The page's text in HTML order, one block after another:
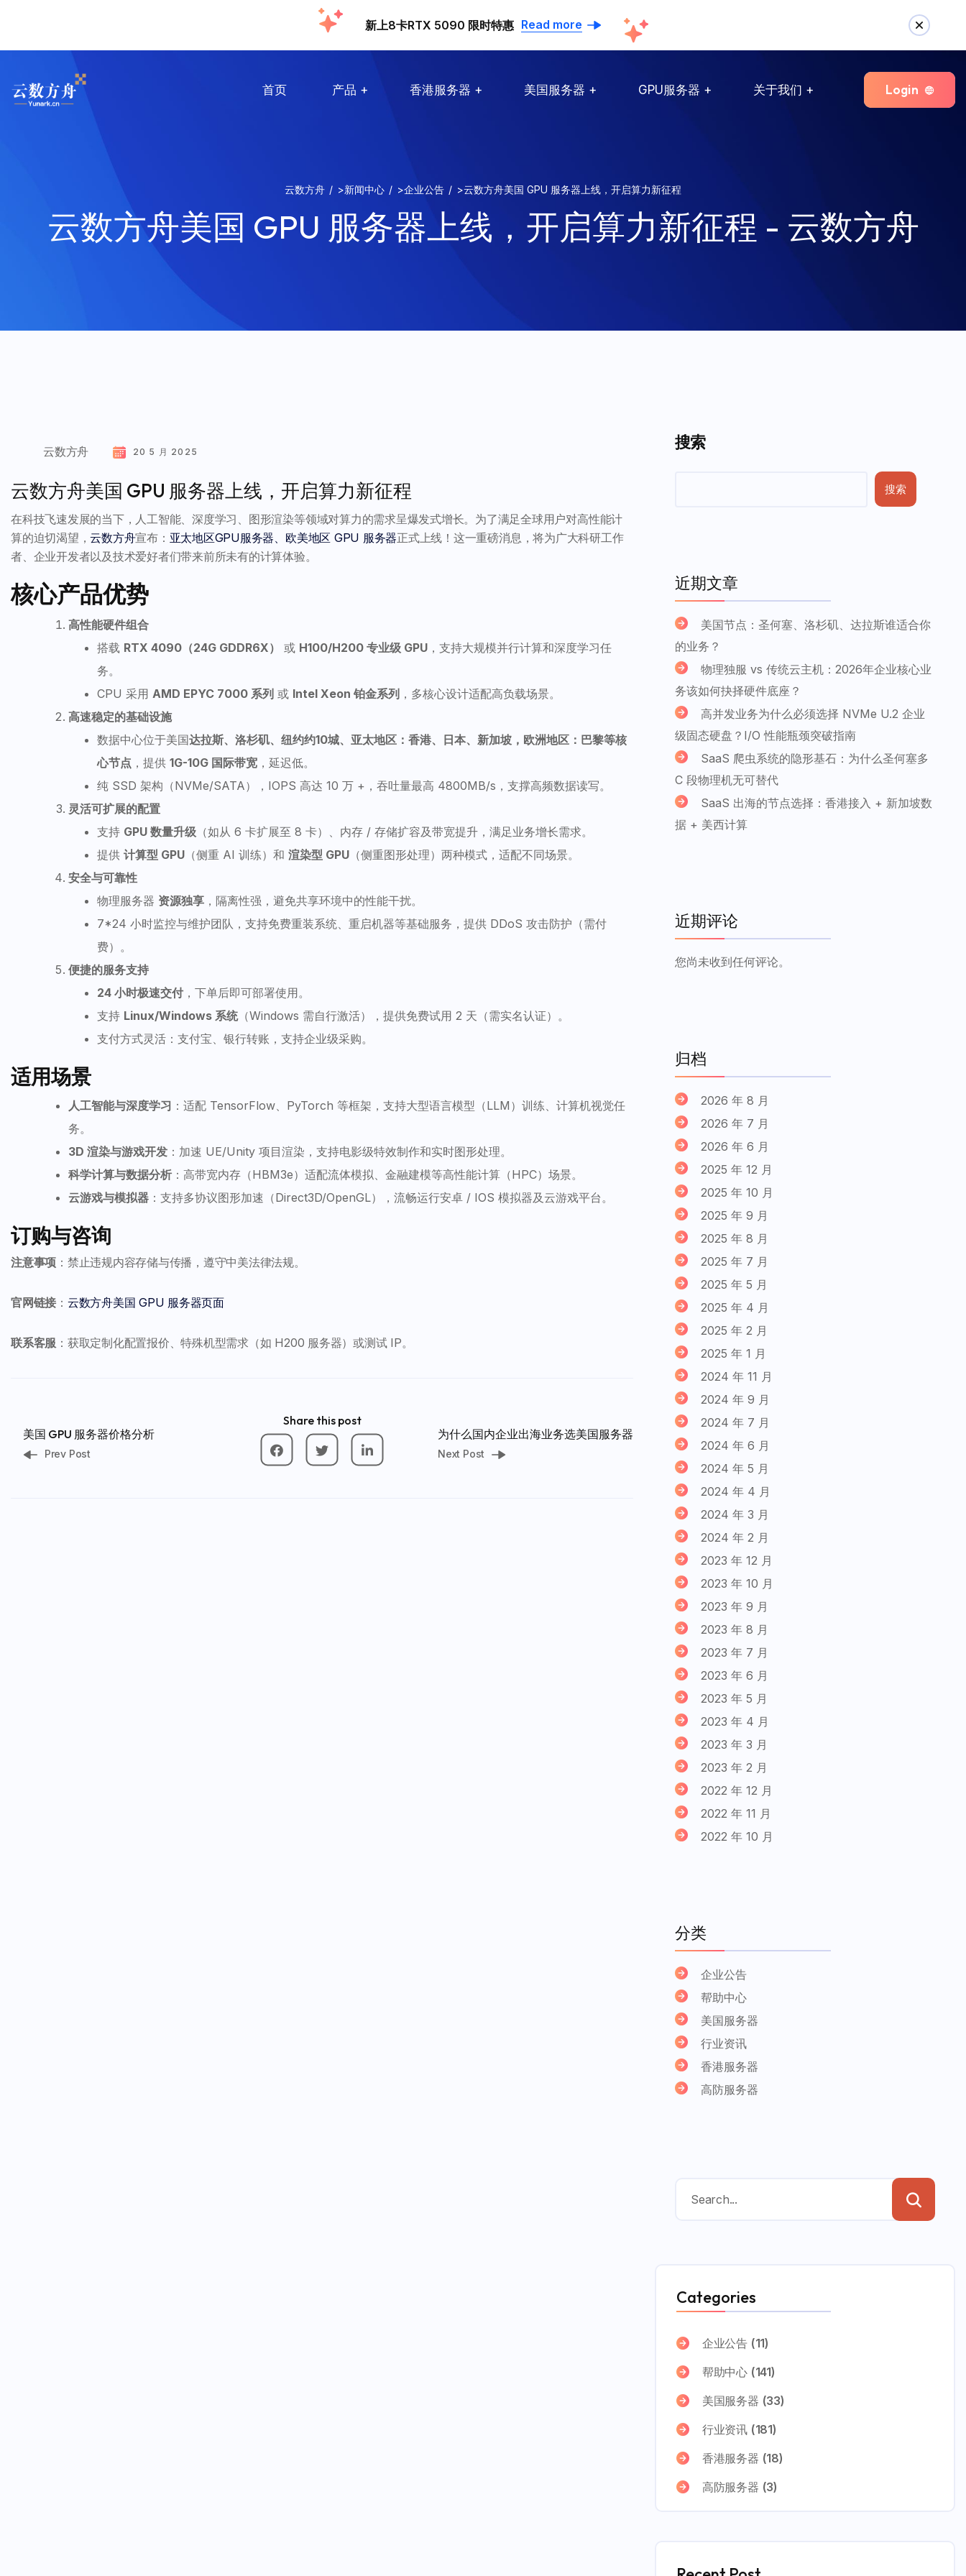
新上8卡RTX 5090 限时特惠 Read more
首页 产品 香港服务器 美国服务器 GPU服务器 关于我们 Login
云数方舟 >新闻中心 >企业公告 >云数方舟美国 GPU 服务器上线，开启算力新征程​
云数方舟美国 GPU 服务器上线，开启算力新征程​ - 云数方舟
云数方舟 20 5 月 2025
云数方舟美国 GPU 服务器上线，开启算力新征程​
在科技飞速发展的当下，人工智能、深度学习、图形渲染等领域对算力的需求呈爆发式增长。为了满足全球用户对高性能计
算的迫切渴望，云数方舟宣布： 亚太地区GPU服务器、欧美地区 GPU 服务器正式上线！这一重磅消息，将为广大科研工作
者、企业开发者以及技术爱好者们带来前所未有的计算体验。
核心产品优势
高性能硬件组合
搭载 RTX 4090（24G GDDR6X） 或 H100/H200 专业级 GPU ，支持大规模并行计算和深度学习任
务。
CPU 采用 AMD EPYC 7000 系列 或 Intel Xeon 铂金系列 ，多核心设计适配高负载场景。
高速稳定的基础设施
数据中心位于美国达拉斯、洛杉矶、纽约约10城、亚太地区：香港、日本、新加坡，欧洲地区：巴黎等核
心节点 ，提供 1G-10G 国际带宽 ，延迟低。
纯 SSD 架构（NVMe/SATA），IOPS 高达 10 万 +，吞吐量最高 4800MB/s，支撑高频数据读写。
灵活可扩展的配置
支持 GPU 数量升级 （如从 6 卡扩展至 8 卡）、内存 / 存储扩容及带宽提升，满足业务增长需求。
提供 计算型 GPU （侧重 AI 训练）和 渲染型 GPU （侧重图形处理）两种模式，适配不同场景。
安全与可靠性
物理服务器 资源独享 ，隔离性强，避免共享环境中的性能干扰。
7*24 小时监控与维护团队，支持免费重装系统、重启机器等基础服务，提供 DDoS 攻击防护（需付
费）。
便捷的服务支持
24 小时极速交付，下单后即可部署使用。
支持 Linux/Windows 系统（Windows 需自行激活），提供免费试用 2 天（需实名认证）。
支付方式灵活：支付宝、银行转账，支持企业级采购。
适用场景
人工智能与深度学习 ：适配 TensorFlow、PyTorch 等框架，支持大型语言模型（LLM）训练、计算机视觉任
务。
3D 渲染与游戏开发 ：加速 UE/Unity 项目渲染，支持电影级特效制作和实时图形处理。
科学计算与数据分析 ：高带宽内存（HBM3e）适配流体模拟、金融建模等高性能计算（HPC）场景。
云游戏与模拟器 ：支持多协议图形加速（Direct3D/OpenGL），流畅运行安卓 / IOS 模拟器及云游戏平台。
订购与咨询
注意事项 ：禁止违规内容存储与传播，遵守中美法律法规。
官网链接 ： 云数方舟美国 GPU 服务器页面
联系客服 ：获取定制化配置报价、特殊机型需求（如 H200 服务器）或测试 IP。
Share this post
美国 GPU 服务器价格分析
Prev Post
为什么国内企业出海业务选美国服务器
Next Post
搜索
搜索
近期文章
美国节点：圣何塞、洛杉矶、达拉斯谁适合你
的业务？
物理独服 vs 传统云主机：2026年企业核心业
务该如何抉择硬件底座？
高并发业务为什么必须选择 NVMe U.2 企业
级固态硬盘？I/O 性能瓶颈突破指南
SaaS 爬虫系统的隐形基石：为什么圣何塞多
C 段物理机无可替代
SaaS 出海的节点选择：香港接入 + 新加坡数
据 + 美西计算
近期评论
您尚未收到任何评论。
归档
2026 年 8 月
2026 年 7 月
2026 年 6 月
2025 年 12 月
2025 年 10 月
2025 年 9 月
2025 年 8 月
2025 年 7 月
2025 年 5 月
2025 年 4 月
2025 年 2 月
2025 年 1 月
2024 年 11 月
2024 年 9 月
2024 年 7 月
2024 年 6 月
2024 年 5 月
2024 年 4 月
2024 年 3 月
2024 年 2 月
2023 年 12 月
2023 年 10 月
2023 年 9 月
2023 年 8 月
2023 年 7 月
2023 年 6 月
2023 年 5 月
2023 年 4 月
2023 年 3 月
2023 年 2 月
2022 年 12 月
2022 年 11 月
2022 年 10 月
分类
企业公告
帮助中心
美国服务器
行业资讯
香港服务器
高防服务器
Categories
企业公告 (11)
帮助中心 (141)
美国服务器 (33)
行业资讯 (181)
香港服务器 (18)
高防服务器 (3)